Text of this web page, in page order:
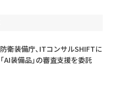
防衛装備庁、ITコンサルSHIFTに
「AI装備品」の審査支援を委託